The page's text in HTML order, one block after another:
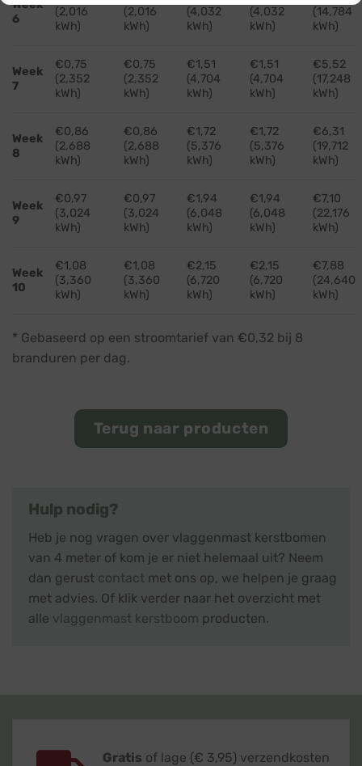
Week
6
(2,016
kWh)
(2,016
kWh)
(4,032
kWh)
(4,032
kWh)
(14,784
kWh)
Week
7
€0,75
(2,352
kWh)
€0,75
(2,352
kWh)
€1,51
(4,704
kWh)
€1,51
(4,704
kWh)
€5,52
(17,248
kWh)
Week
8
€0,86
(2,688
kWh)
€0,86
(2,688
kWh)
€1,72
(5,376
kWh)
€1,72
(5,376
kWh)
€6,31
(19,712
kWh)
Week
9
€0,97
(3,024
kWh)
€0,97
(3,024
kWh)
€1,94
(6,048
kWh)
€1,94
(6,048
kWh)
€7,10
(22,176
kWh)
Week
10
€1,08
(3,360
kWh)
€1,08
(3,360
kWh)
€2,15
(6,720
kWh)
€2,15
(6,720
kWh)
€7,88
(24,640
kWh)
* Gebaseerd op een stroomtarief van €0,32 bij 8
branduren per dag.
Terug naar producten
Hulp nodig?
Heb je nog vragen over vlaggenmast kerstbomen
van 4 meter of kom je er niet helemaal uit? Neem
dan gerust contact met ons op, we helpen je graag
met advies. Of klik verder naar het overzicht met
alle vlaggenmast kerstboom producten.
Gratis of lage (€ 3,95) verzendkosten